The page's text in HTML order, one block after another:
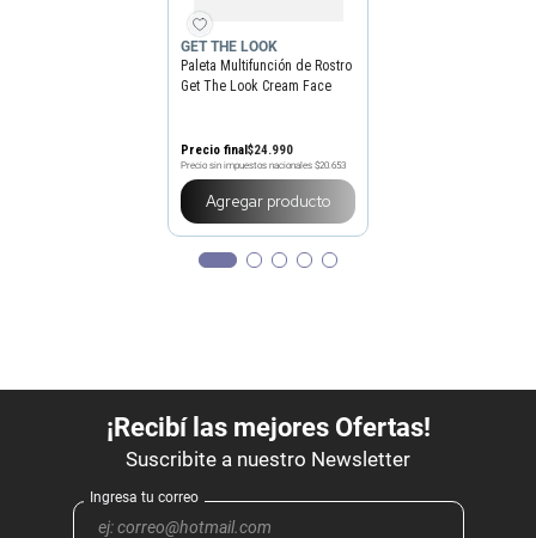
GET THE LOOK
Paleta Multifunción de Rostro
Get The Look Cream Face
Precio final$24.990
Precio sin impuestos nacionales $20.653
Agregar producto